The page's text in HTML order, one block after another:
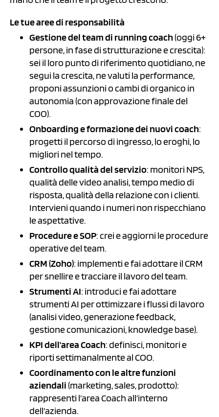
Le tue aree di responsabilità
Gestione del team di running coach(oggi 6+
persone, in fase di strutturazione e crescita):
sei il loro punto di riferimento quotidiano, ne
segui la crescita, ne valuti la performance,
proponi assunzioni o cambi di organico in
autonomia (con approvazione finale del
COO).
Onboarding e formazione dei nuovi coach:
progetti il percorso di ingresso, lo eroghi, lo
migliori nel tempo.
Controllo qualità del servizio: monitori NPS,
qualità delle video analisi, tempo medio di
risposta, qualità della relazione con i clienti.
Intervieni quando i numeri non rispecchiano
le aspettative.
Procedure e SOP: crei e aggiorni le procedure
operative del team.
CRM (Zoho): implementi e fai adottare il CRM
per snellire e tracciare il lavoro del team.
Strumenti AI: introduci e fai adottare
strumenti AI per ottimizzare i flussi di lavoro
(analisi video, generazione feedback,
gestione comunicazioni, knowledge base).
KPI dell’area Coach: definisci, monitori e
riporti settimanalmente al COO.
Coordinamento con le altre funzioni
aziendali(marketing, sales, prodotto):
rappresenti l’area Coach all’interno
dell’azienda.